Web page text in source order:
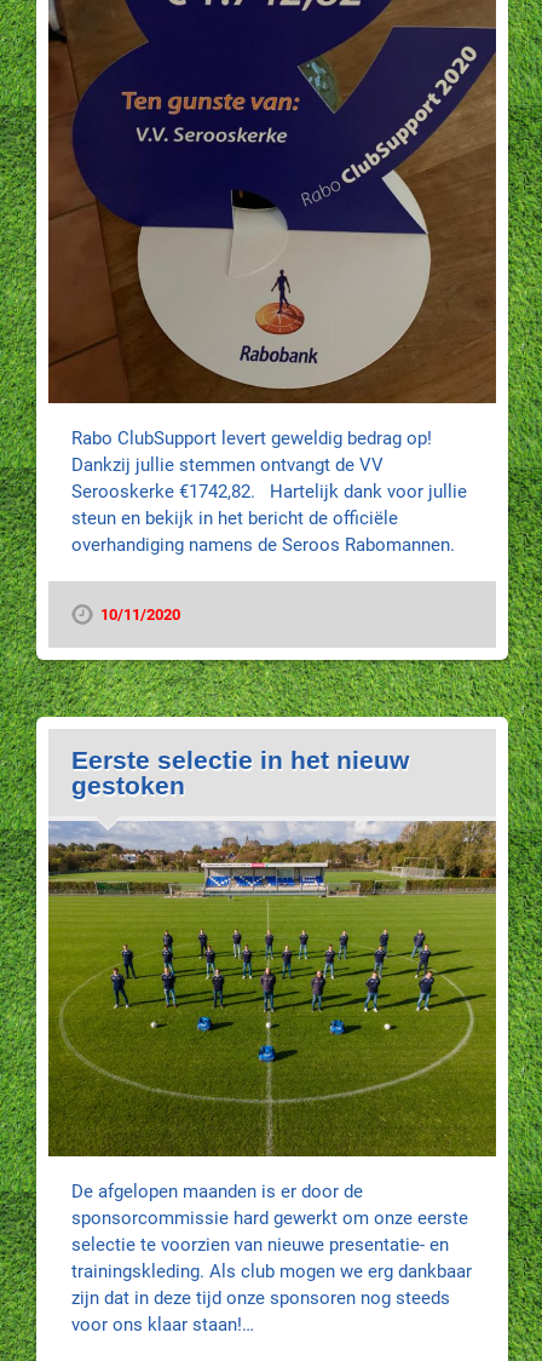
Rabo ClubSupport levert geweldig bedrag op!
Dankzij jullie stemmen ontvangt de VV
Serooskerke €1742,82. Hartelijk dank voor jullie
steun en bekijk in het bericht de officiële
overhandiging namens de Seroos Rabomannen.
10/11/2020
Eerste selectie in het nieuw
gestoken
De afgelopen maanden is er door de
sponsorcommissie hard gewerkt om onze eerste
selectie te voorzien van nieuwe presentatie- en
trainingskleding. Als club mogen we erg dankbaar
zijn dat in deze tijd onze sponsoren nog steeds
voor ons klaar staan!…